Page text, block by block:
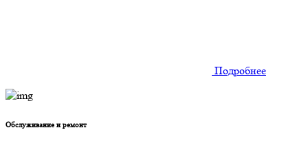
Подробнее
Обслуживание и ремонт